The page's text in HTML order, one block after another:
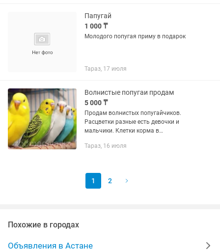
Папугай
1 000 ₸
Молодого попугая приму в подарок
Тараз, 17 июля
Волнистые попугаи продам
5 000 ₸
Продам волнистых попугайчиков.
Расцветки разные есть девочки и
мальчики. Клетки корма в
Тараз, 16 июля
1 2
Похожие в городах
Объявления в Астане